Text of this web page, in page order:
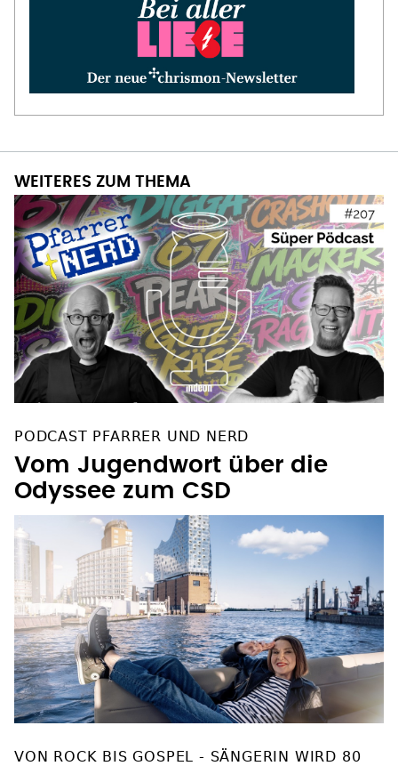
WEITERES ZUM THEMA
PODCAST PFARRER UND NERD
Vom Jugendwort über die
Odyssee zum CSD
VON ROCK BIS GOSPEL - SÄNGERIN WIRD 80